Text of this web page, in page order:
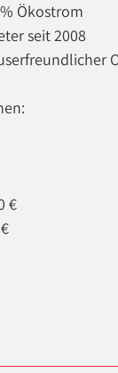
Ökostrom
seit 2008
€